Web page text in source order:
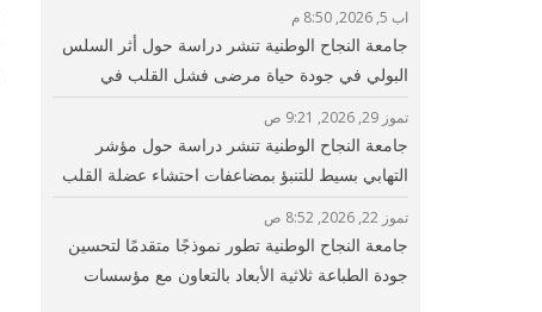
اب 5, 2026, 8:50 م
جامعة النجاح الوطنية تنشر دراسة حول أثر السلس
البولي في جودة حياة مرضى فشل القلب في
فلسطين
تموز 29, 2026, 9:21 ص
جامعة النجاح الوطنية تنشر دراسة حول مؤشر
التهابي بسيط للتنبؤ بمضاعفات احتشاء عضلة القلب
وتحسين الرعاية القلبية
تموز 22, 2026, 8:52 ص
جامعة النجاح الوطنية تطور نموذجًا متقدمًا لتحسين
جودة الطباعة ثلاثية الأبعاد بالتعاون مع مؤسسات